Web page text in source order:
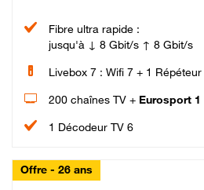
Fibre ultra rapide :
jusqu'à ↓ 8 Gbit/s ↑ 8 Gbit/s
Livebox 7 : Wifi 7 + 1
200 chaînes TV + Eurosport 1
1 Décodeur TV 6
Offre - 26 ans